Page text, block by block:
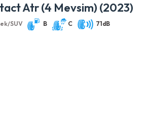
Atr (4 Mevsim) (2023)